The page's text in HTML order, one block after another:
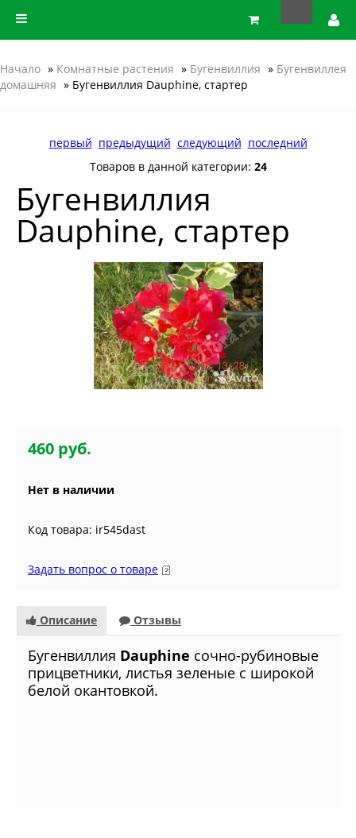
Начало » Комнатные растения » Бугенвиллия » Бугенвиллея
домашняя » Бугенвиллия Dauphine, стартер
первый предыдущий следующий последний
Товаров в данной категории: 24
Бугенвиллия
Dauphine, стартер
460 руб.
Нет в наличии
Код товара: ir545dast
Задать вопрос о товаре
Описание Отзывы
Бугенвиллия Dauphine сочно-рубиновые
прицветники, листья зеленые с широкой
белой окантовкой.